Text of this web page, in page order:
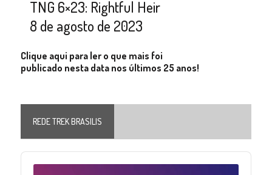
TNG 6×23: Rightful Heir
8 de agosto de 2023
Clique aqui para ler o que mais foi
publicado nesta data nos últimos 25 anos!
REDE TREK BRASILIS
Audio
Player